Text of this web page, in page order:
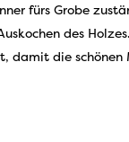
fürs Grobe
des
damit die schönen